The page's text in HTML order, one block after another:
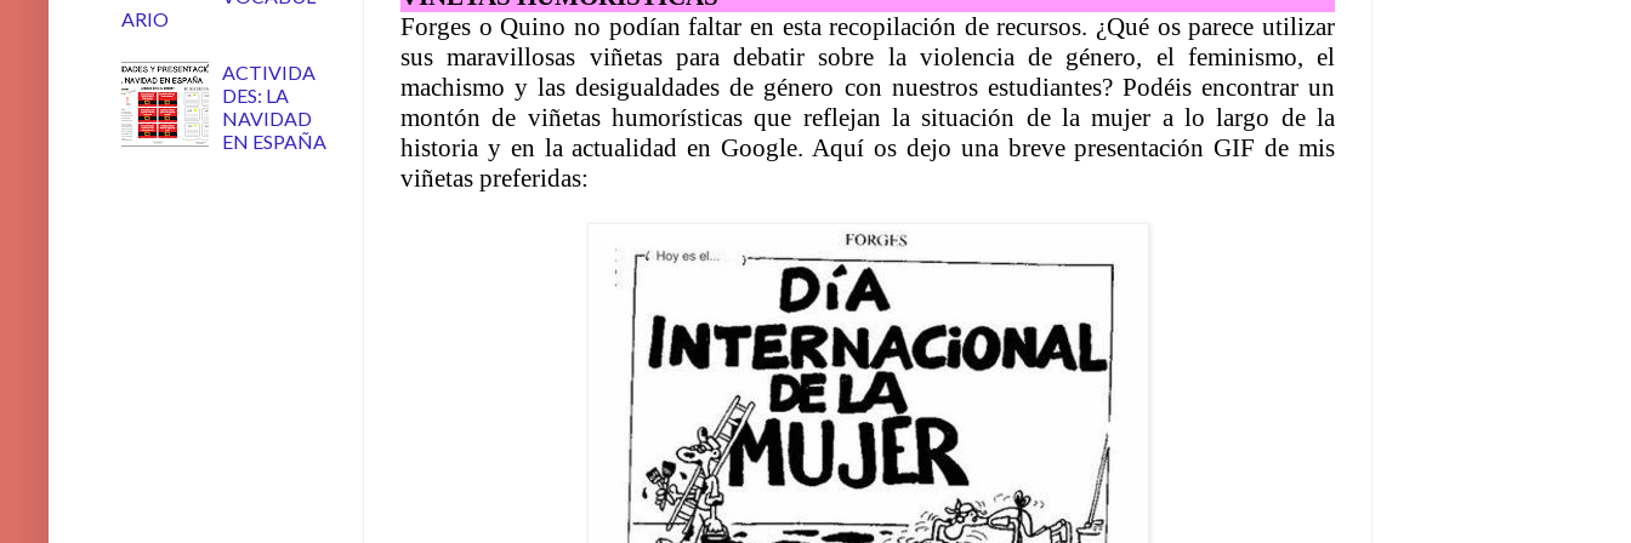
Forges o Quino no podían faltar en esta recopilación de recursos. ¿Qué os parece utilizar
sus maravillosas viñetas para debatir sobre la violencia de género, el feminismo, el
machismo y las desigualdades de género con nuestros estudiantes? Podéis encontrar un
montón de viñetas humorísticas que reflejan la situación de la mujer a lo largo de la
historia y en la actualidad en Google. Aquí os dejo una breve presentación GIF de mis
viñetas preferidas:
ARIO
ACTIVIDA
DES: LA
NAVIDAD
EN ESPAÑA